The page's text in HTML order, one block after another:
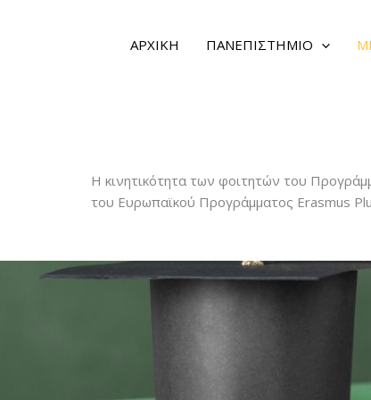
ΑΡΧΙΚΗ ΠΑΝΕΠΙΣΤΗΜΙΟ
Η κινητικότητα των φοιτητών του
του Ευρωπαϊκού Προγράμματος Erasmus